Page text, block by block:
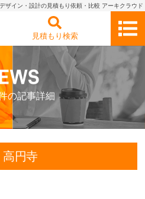
ザイン・設計の見積もり依頼・比較 アーキクラウド
見積もり検索
の記事詳細
高円寺